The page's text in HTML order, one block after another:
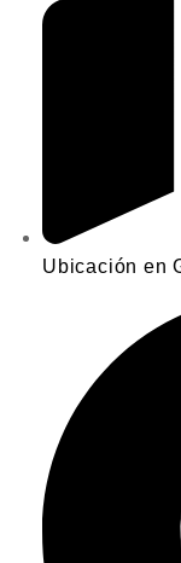
Ubicación en